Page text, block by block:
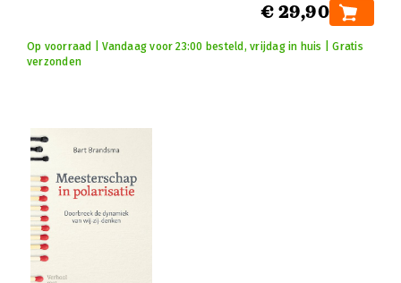
€ 29,90
Op voorraad | Vandaag voor 23:00 besteld, vrijdag in huis | Gratis
verzonden